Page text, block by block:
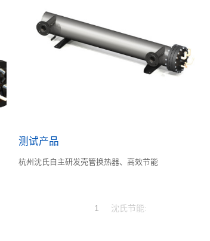
测试产品
杭州沈氏自主研发壳管换热器、高效节能
1 沈氏节能: